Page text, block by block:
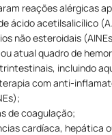
reações alérgicas
ácido acetilsalicílico
não esteroidais
atual quadro de
incluindo
com anti-
de coagulação;
cardíaca, hepática